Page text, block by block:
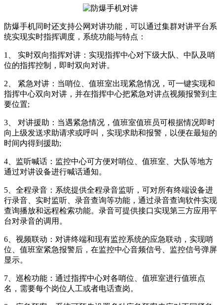
防爆手机同时还支持公网对讲功能，可以通过集群对讲平台系
统实现实时指挥调度，系统功能与特点：
1、 实时双向指挥对讲：实现指挥中心对下级大队、中队及哨
位的指挥控制，即时双向对讲。
2、 紧急对讲：当哨位、值班室出现紧急情况，可一键实现和
指挥中心双向对讲，并在指挥中心把紧急对讲点视频报警到主
要位置;
3、 对讲援助：当遇紧急情况，值班室值班员可根据情况即时
向上级发送求助请求或呼叫，实现求助和报警，以便在最短的
时间内得到援助;
4、监听喊话：监控中心可方便对哨位、值班室、大队等地方
通过对讲设备进行喊话通知。
5、全程录音：系统提供全程录音监听，可对所有终端设备进
行录音、实时监听、录音查询等功能，通过录音查询软件实现
查询播放和远程检索功能。录音可提供接口实现第三方应用平
台对录音的调用。
6、视频联动：对讲终端和现有监控系统的应急联动，实现哨
位、值班室紧急报警后，在监控中心音频信号、监控信号弹屏
显示。
7、巡检功能：通过指挥中心对各哨位、值班室进行值班点
名，需要每个岗位人工或者电话查岗。